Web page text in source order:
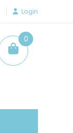
Login
0
item